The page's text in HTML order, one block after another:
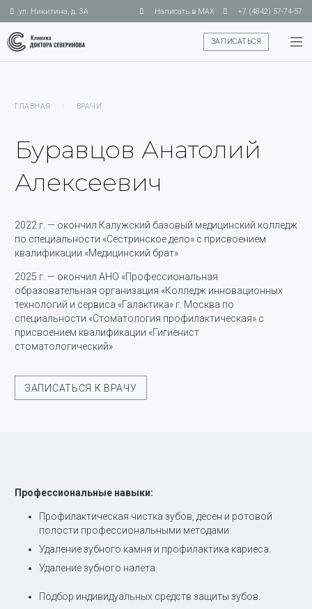
ул. Никитина, д. 3А Написать в MAX +7 (4842) 57-74-57
ЗАПИСАТЬСЯ
ГЛАВНАЯ ВРАЧИ
Буравцов Анатолий
Алексеевич
2022 г. — окончил Калужский базовый медицинский колледж
по специальности «Сестринское дело» с присвоением
квалификации «Медицинский брат»
2025 г. — окончил АНО «Профессиональная
образовательная организация «Колледж инновационных
технологий и сервиса «Галактика» г. Москва по
специальности «Стоматология профилактическая» с
присвоением квалификации «Гигиенист
стоматологический»
ЗАПИСАТЬСЯ К ВРАЧУ
Профессиональные навыки:
Профилактическая чистка зубов, десен и ротовой
полости профессиональными методами.
Удаление зубного камня и профилактика кариеса.
Удаление зубного налета.
Подбор индивидуальных средств защиты зубов.